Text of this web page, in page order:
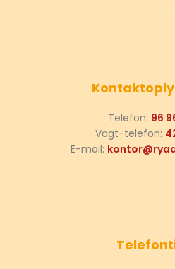
Telefon: 96
Vagt-telefon:
E-mail: